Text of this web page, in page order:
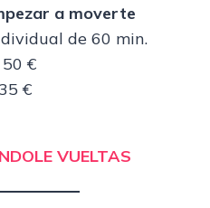
a moverte
de 60 min.
€
€
VUELTAS